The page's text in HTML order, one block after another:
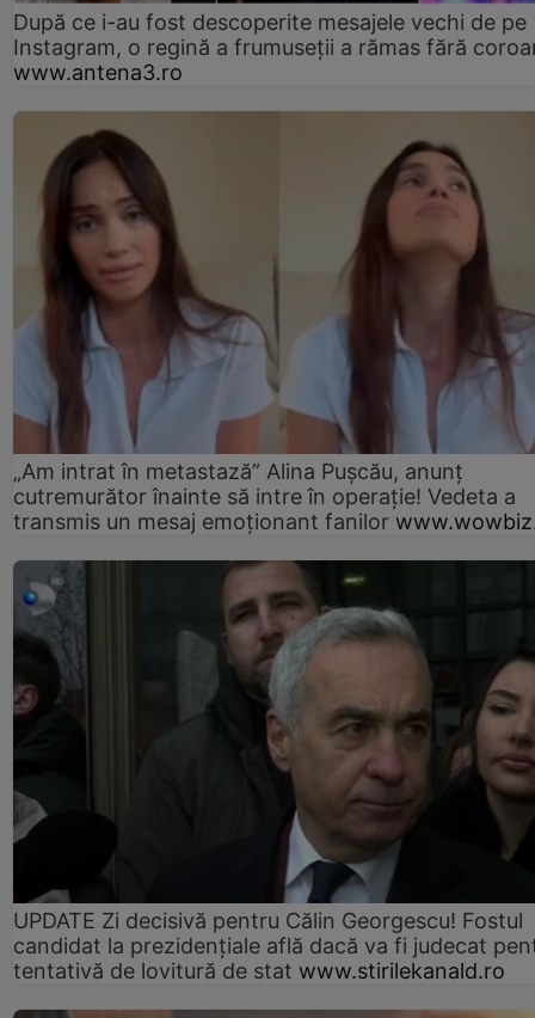
După ce i-au fost descoperite mesajele vechi de pe
Instagram, o regină a frumuseții a rămas fără
www.antena3.ro
„Am intrat în metastază” Alina Pușcău, anunț
cutremurător înainte să intre în operație! Vedeta a
transmis un mesaj emoționant fanilor
UPDATE Zi decisivă pentru Călin Georgescu! Fostul
candidat la prezidențiale află dacă va fi judecat
tentativă de lovitură de stat www.stirilekanald.ro